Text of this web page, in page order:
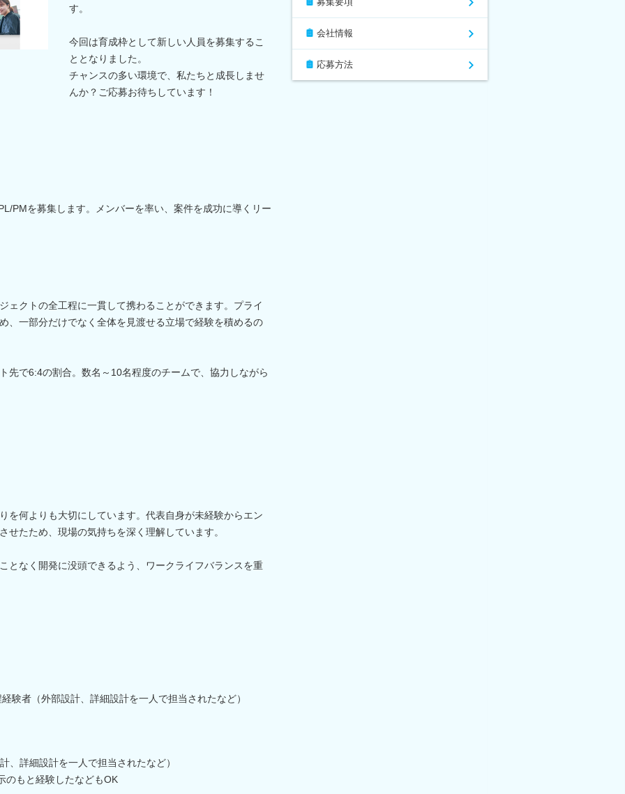
す。
今回は育成枠として新しい人員を募集するこ
ととなりました。
チャンスの多い環境で、私たちと成長しませ
んか？ご応募お待ちしています！
PMを募集します。メンバーを率い、案件を成功に導くリー
ェクトの全工程に一貫して携わることができます。プライ
、一部分だけでなく全体を見渡せる立場で経験を積めるの
先で6:4の割合。数名～10名程度のチームで、協力しながら
を何よりも大切にしています。代表自身が未経験からエン
せたため、現場の気持ちを深く理解しています。
となく開発に没頭できるよう、ワークライフバランスを重
験者（外部設計、詳細設計を一人で担当されたなど）
、詳細設計を一人で担当されたなど）
のもと経験したなどもOK
会社情報
応募方法